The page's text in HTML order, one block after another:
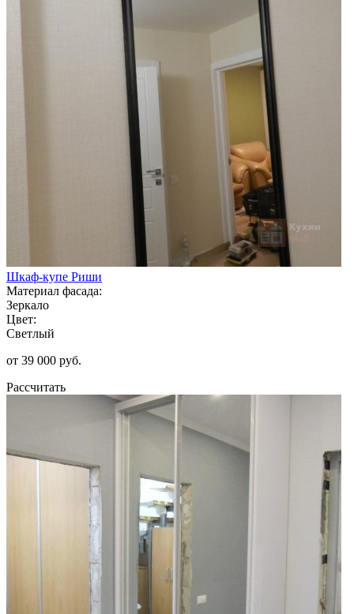
Шкаф-купе Риши
Материал фасада:
Зеркало
Цвет:
Светлый
от 39 000 руб.
Рассчитать